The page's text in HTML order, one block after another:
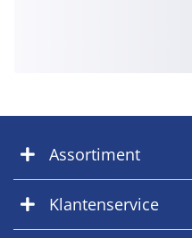
Assortiment
Klantenservice